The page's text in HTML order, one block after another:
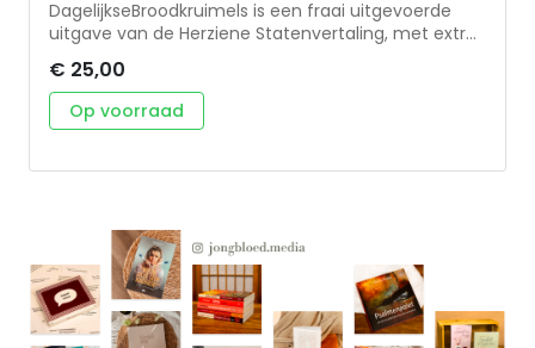
DagelijkseBroodkruimels is een fraai uitgevoerde
uitgave van de Herziene Statenvertaling, met extra
10x15 cm
€ 25,00
Op voorraad